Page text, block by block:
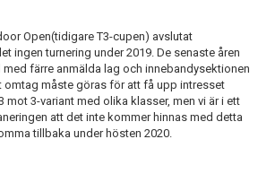
Open(tidigare T3-cupen) avslutat
ingen turnering under 2019. De senaste åren
med färre anmälda lag och innebandysektionen
omtag måste göras för att få upp intresset
mot 3-variant med olika klasser, men vi är i ett
att det inte kommer hinnas med detta
tillbaka under hösten 2020.